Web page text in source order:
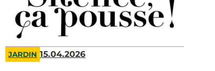
JARDIN 15.04.2026